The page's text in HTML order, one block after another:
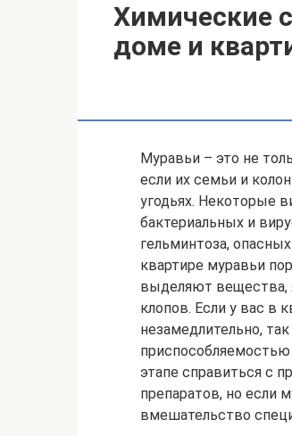
Химические
доме и
Муравьи – это не
если их семьи и
угодьях. Некоторые
бактериальных и
гельминтоза,
квартире муравьи
выделяют вещества,
клопов. Если у вас в
незамедлительно,
этапе справиться с
препаратов, но если
вмешательство